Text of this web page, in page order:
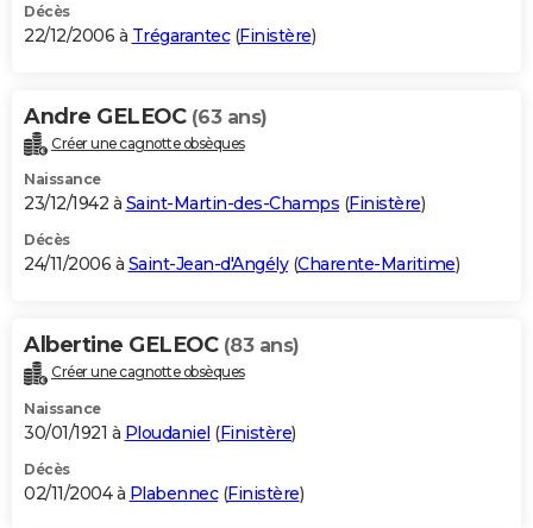
Décès
22/12/2006 à Trégarantec(Finistère)
Andre GELEOC (63 ans)
Créer une cagnotte obsèques
Naissance
23/12/1942 à Saint-Martin-des-Champs (Finistère)
Décès
24/11/2006 à Saint-Jean-d'Angély(Charente-Maritime)
Albertine GELEOC (83 ans)
Créer une cagnotte obsèques
Naissance
30/01/1921 à Ploudaniel (Finistère)
Décès
02/11/2004 à Plabennec(Finistère)